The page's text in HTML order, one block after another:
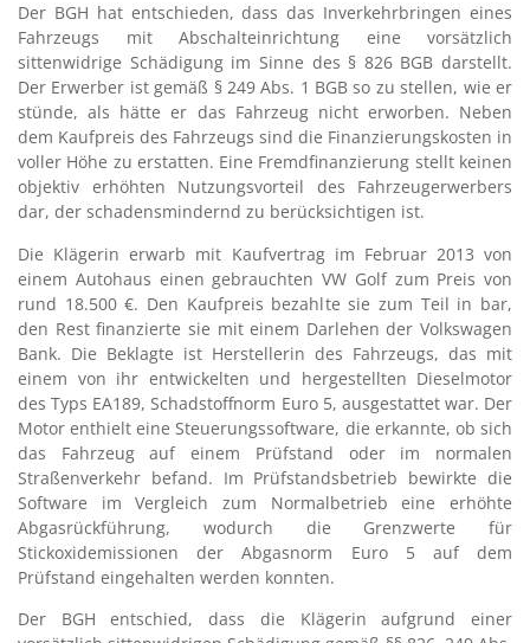
Der BGH hat entschieden, dass das Inverkehrbringen eines
Fahrzeugs mit Abschalteinrichtung eine vorsätzlich
sittenwidrige Schädigung im Sinne des § 826 BGB darstellt.
Der Erwerber ist gemäß § 249 Abs. 1 BGB so zu stellen, wie er
stünde, als hätte er das Fahrzeug nicht erworben. Neben
dem Kaufpreis des Fahrzeugs sind die Finanzierungskosten in
voller Höhe zu erstatten. Eine Fremdfinanzierung stellt keinen
objektiv erhöhten Nutzungsvorteil des Fahrzeugerwerbers
dar, der schadensmindernd zu berücksichtigen ist.
Die Klägerin erwarb mit Kaufvertrag im Februar 2013 von
einem Autohaus einen gebrauchten VW Golf zum Preis von
rund 18.500 €. Den Kaufpreis bezahlte sie zum Teil in bar,
den Rest finanzierte sie mit einem Darlehen der Volkswagen
Bank. Die Beklagte ist Herstellerin des Fahrzeugs, das mit
einem von ihr entwickelten und hergestellten Dieselmotor
des Typs EA189, Schadstoffnorm Euro 5, ausgestattet war. Der
Motor enthielt eine Steuerungssoftware, die erkannte, ob sich
das Fahrzeug auf einem Prüfstand oder im normalen
Straßenverkehr befand. Im Prüfstandsbetrieb bewirkte die
Software im Vergleich zum Normalbetrieb eine erhöhte
Abgasrückführung, wodurch die Grenzwerte für
Stickoxidemissionen der Abgasnorm Euro 5 auf dem
Prüfstand eingehalten werden konnten.
Der BGH entschied, dass die Klägerin aufgrund einer